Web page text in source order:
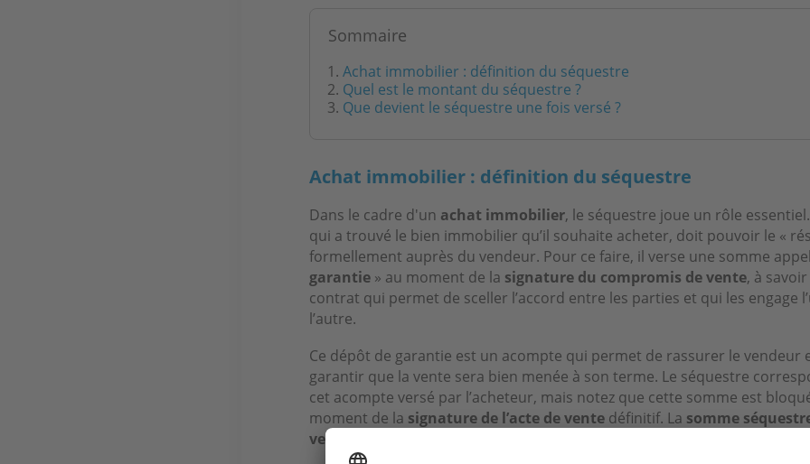
Sommaire
Achat immobilier : définition du séquestre
Quel est le montant du séquestre ?
Que devient le séquestre une fois versé ?
Achat immobilier : définition du séquestre
Dans le cadre d'un achat immobilier, le séquestre joue un rôle
qui a trouvé le bien immobilier qu’il souhaite acheter, doit pouvoir le «
formellement auprès du vendeur. Pour ce faire, il verse une somme
garantie » au moment de la signature du compromis de vente, à savoir
contrat qui permet de sceller l’accord entre les parties et qui les engage
l’autre.
Ce dépôt de garantie est un acompte qui permet de rassurer le vendeur
garantir que la vente sera bien menée à son terme. Le séquestre
cet acompte versé par l’acheteur, mais notez que cette somme est
moment de la signature de l’acte de vente définitif. La somme
vente